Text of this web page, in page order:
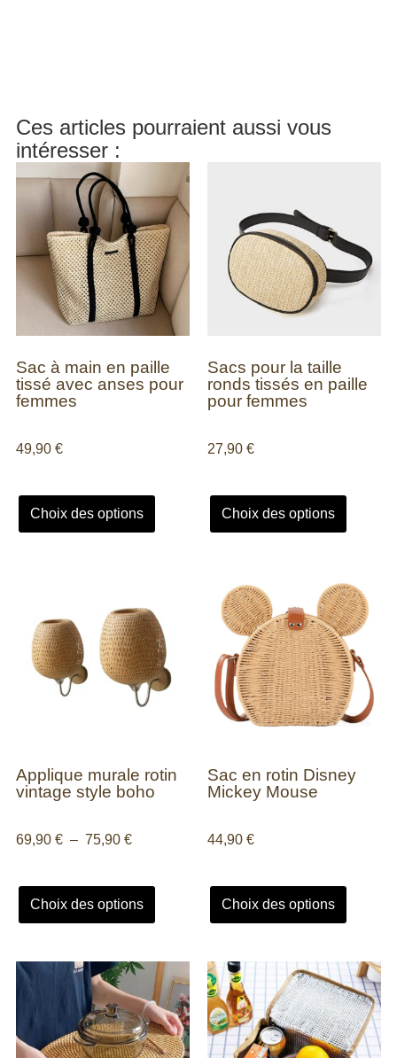
Ces articles pourraient aussi vous
intéresser :
Sac à main en paille
tissé avec anses pour
femmes
49,90 €
Choix des options
Sacs pour la taille
ronds tissés en paille
pour femmes
27,90 €
Choix des options
Applique murale rotin
vintage style boho
69,90 € – 75,90 €
Choix des options
Sac en rotin Disney
Mickey Mouse
44,90 €
Choix des options